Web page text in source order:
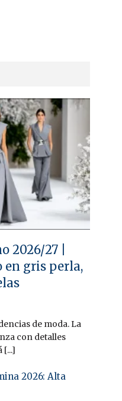
2026/27 |
en gris perla,
de moda. La
con detalles
[...]
2026: Alta